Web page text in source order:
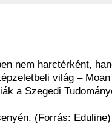
nem harctérként,
világ –
a Szegedi
(Forrás: Eduline)